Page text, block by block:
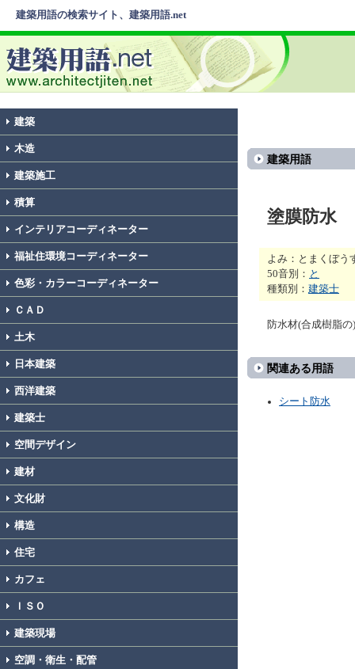
建築用語の検索サイト、建築用語.net
建築
木造
建築施工
積算
インテリアコーディネーター
福祉住環境コーディネーター
色彩・カラーコーディネーター
ＣＡＤ
土木
日本建築
西洋建築
建築士
空間デザイン
建材
文化財
構造
住宅
カフェ
ＩＳＯ
建築現場
空調・衛生・配管
建築用語
塗膜防水
よみ：とまくぼう
50音別： と
種類別： 建築士
防水材(合成樹脂
関連ある用語
シート防水